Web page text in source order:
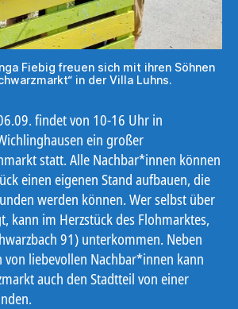
Fiebig freuen sich mit ihren Söhnen
in der Villa Luhns.
findet von 10-16 Uhr in
ein großer
statt. Alle Nachbar*innen können
einen eigenen Stand aufbauen, die
werden können. Wer selbst über
kann im Herzstück des Flohmarktes,
91) unterkommen. Neben
von liebevollen Nachbar*innen kann
auch den Stadtteil von einer